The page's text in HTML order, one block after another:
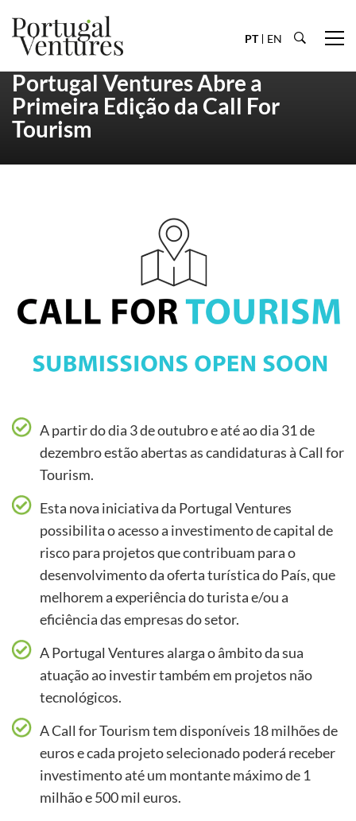
PT EN
Portugal Ventures Abre a
Primeira Edição da Call For
Tourism
A partir do dia 3 de outubro e até ao dia 31 de
dezembro estão abertas as candidaturas à Call for
Tourism.
Esta nova iniciativa da Portugal Ventures
possibilita o acesso a investimento de capital de
risco para projetos que contribuam para o
desenvolvimento da oferta turística do País, que
melhorem a experiência do turista e/ou a
eficiência das empresas do setor.
A Portugal Ventures alarga o âmbito da sua
atuação ao investir também em projetos não
tecnológicos.
A Call for Tourism tem disponíveis 18 milhões de
euros e cada projeto selecionado poderá receber
investimento até um montante máximo de 1
milhão e 500 mil euros.